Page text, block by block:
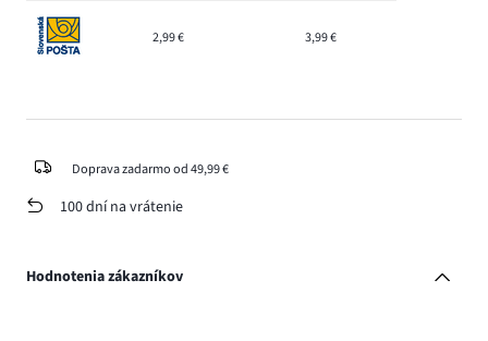
2,99 € 3,99 €
Doprava zadarmo od 49,99 €
100 dní na vrátenie
Hodnotenia zákazníkov